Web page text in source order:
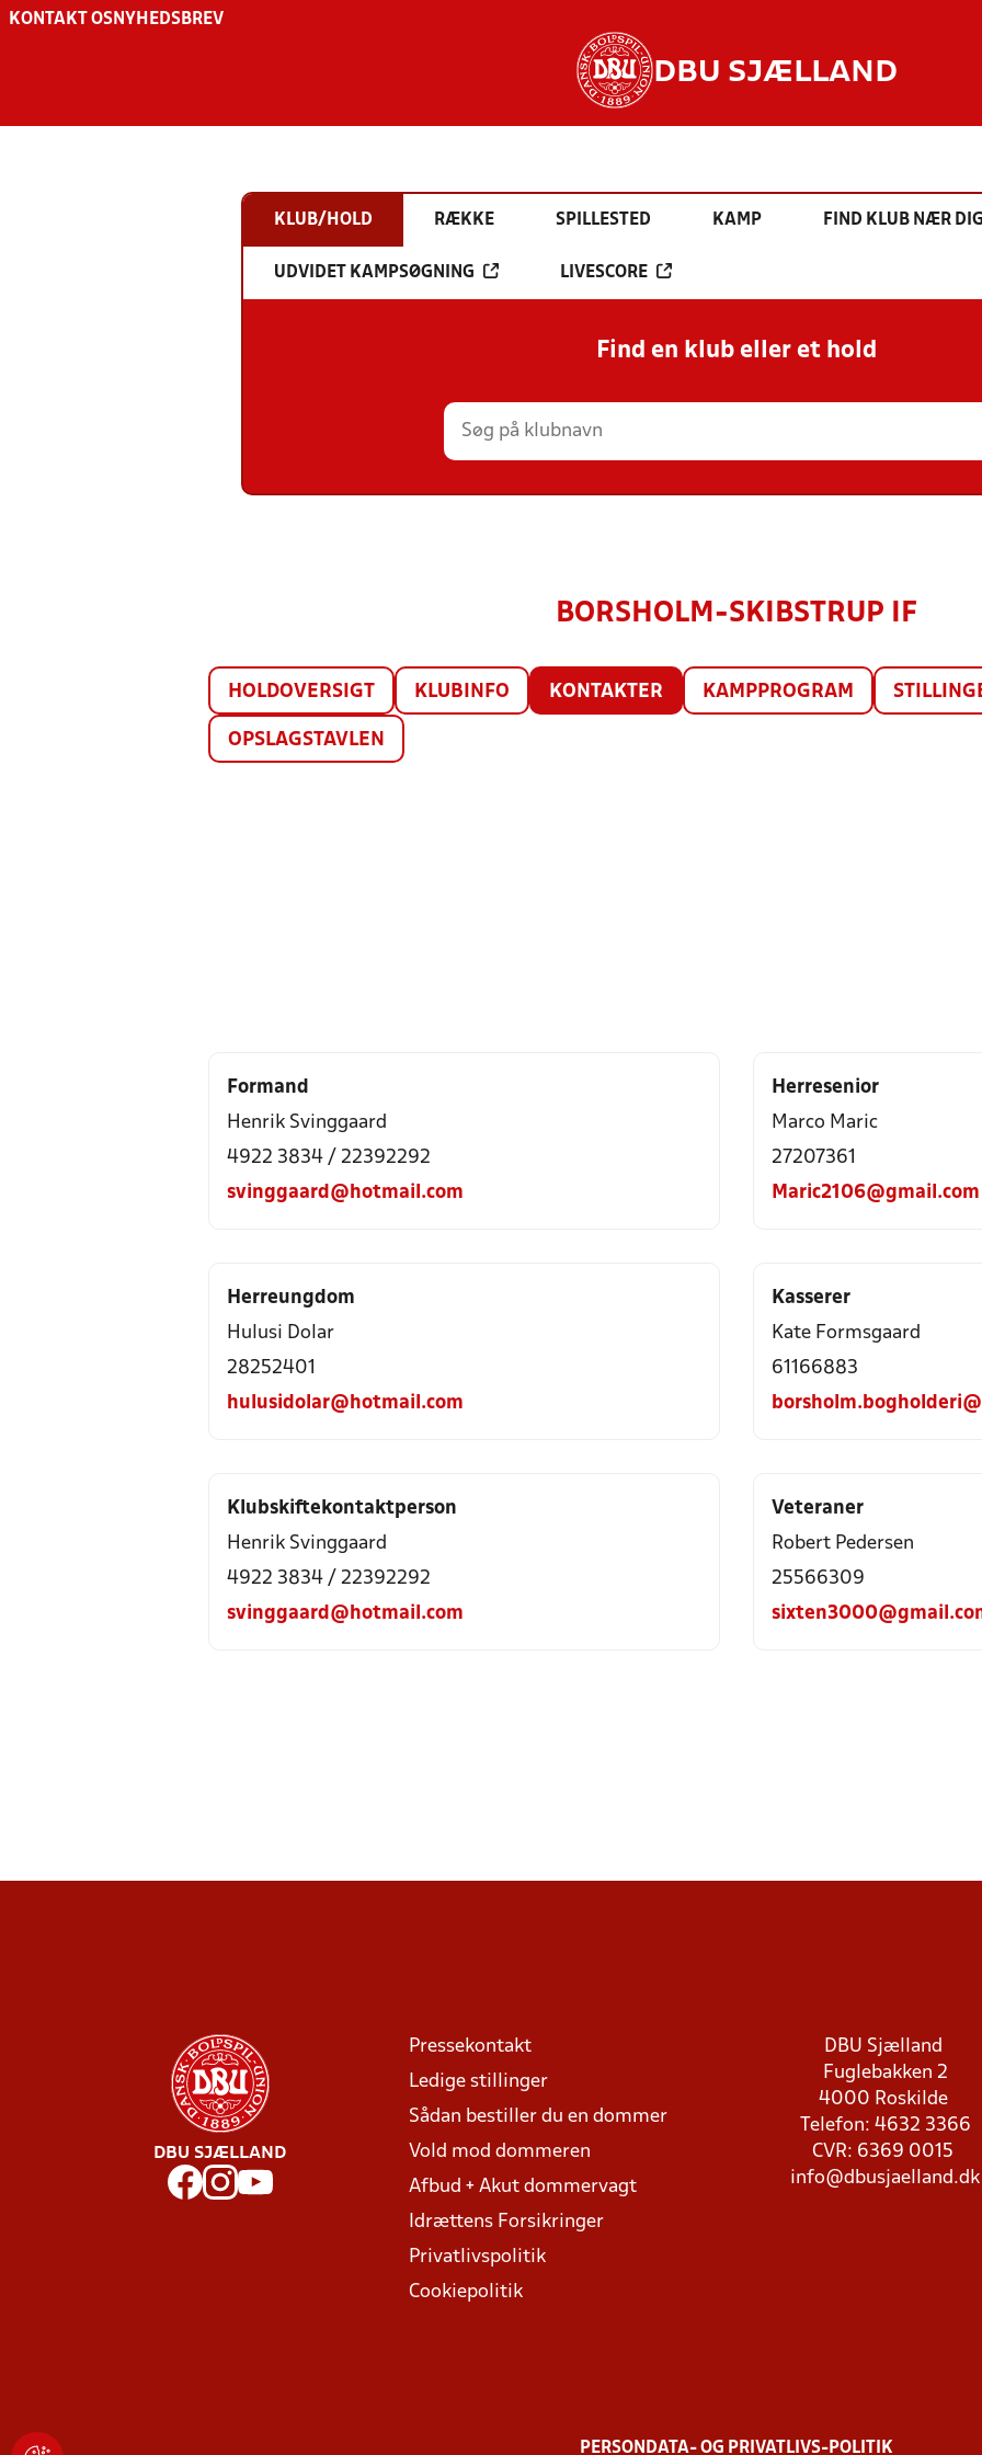
KONTAKT OS NYHEDSBREV
DBU SJÆLLAND
KLUB/HOLD RÆKKE SPILLESTED KAMP FIND KLUB NÆR
UDVIDET KAMPSØGNING LIVESCORE
Find en klub eller et hold
BORSHOLM-SKIBSTRUP IF
HOLDOVERSIGT KLUBINFO KONTAKTER KAMPPROGRAM
OPSLAGSTAVLEN
Formand
Henrik Svinggaard
4922 3834 / 22392292
svinggaard@hotmail.com
Herresenior
Marco Maric
27207361
Maric2106@gmail.com
Herreungdom
Hulusi Dolar
28252401
hulusidolar@hotmail.com
Kasserer
Kate Formsgaard
61166883
Klubskiftekontaktperson
Henrik Svinggaard
4922 3834 / 22392292
svinggaard@hotmail.com
Veteraner
Robert Pedersen
25566309
DBU SJÆLLAND
Pressekontakt
Ledige stillinger
Sådan bestiller du en dommer
Vold mod dommeren
Afbud + Akut dommervagt
Idrættens Forsikringer
Privatlivspolitik
Cookiepolitik
DBU Sjælland
Fuglebakken 2
4000 Roskilde
Telefon: 4632 3366
CVR: 6369 0015
info@dbusjaelland.dk
PERSONDATA- OG PRIVATLIVS-POLITIK